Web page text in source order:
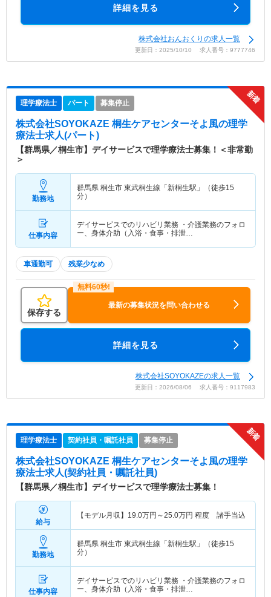
詳細を見る
株式会社おんおくりの求人一覧
更新日：2025/10/10 求人番号：9777746
理学療法士 パート 募集停止
株式会社SOYOKAZE 桐生ケアセンターそよ風の理学
療法士求人(パート)
【群馬県／桐生市】デイサービスで理学療法士募集！＜非常勤
＞
勤務地
群馬県 桐生市 東武桐生線「新桐生駅」（徒歩15
分）
仕事内容
デイサービスでのリハビリ業務 ・介護業務のフォロ
ー、身体介助（入浴・食事・排泄…
車通勤可 残業少なめ
保存する
最新の募集状況を問い合わせる
詳細を見る
株式会社SOYOKAZEの求人一覧
更新日：2026/08/06 求人番号：9117983
理学療法士 契約社員・嘱託社員 募集停止
株式会社SOYOKAZE 桐生ケアセンターそよ風の理学
療法士求人(契約社員・嘱託社員)
【群馬県／桐生市】デイサービスで理学療法士募集！
給与
【モデル月収】 19.0万円～25.0万円 程度 諸手当込
勤務地
群馬県 桐生市 東武桐生線「新桐生駅」（徒歩15
分）
仕事内容
デイサービスでのリハビリ業務 ・介護業務のフォロ
ー、身体介助（入浴・食事・排泄…